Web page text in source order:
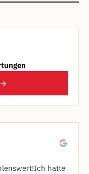
→
​Ich hatte